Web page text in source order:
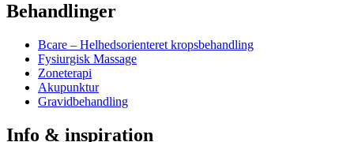
Behandlinger
Bcare – Helhedsorienteret kropsbehandling
Fysiurgisk Massage
Zoneterapi
Akupunktur
Gravidbehandling
Info & inspiration